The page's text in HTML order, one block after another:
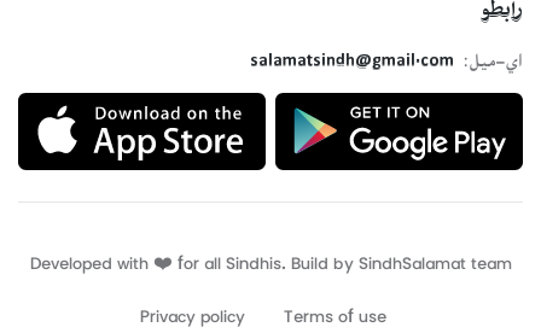
رابطو
اي-ميل:
salamatsindh@gmail.com
Developed with ❤️ for all Sindhis. Build by
Terms of use